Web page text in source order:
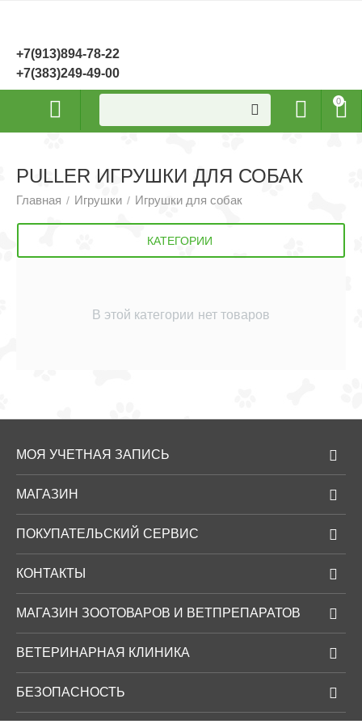
+7(913)894-78-22
+7(383)249-49-00
0
PULLER ИГРУШКИ ДЛЯ СОБАК
Главная / Игрушки / Игрушки для собак
КАТЕГОРИИ
В этой категории нет товаров
МОЯ УЧЕТНАЯ ЗАПИСЬ
МАГАЗИН
ПОКУПАТЕЛЬСКИЙ СЕРВИС
КОНТАКТЫ
МАГАЗИН ЗООТОВАРОВ И ВЕТПРЕПАРАТОВ
ВЕТЕРИНАРНАЯ КЛИНИКА
БЕЗОПАСНОСТЬ